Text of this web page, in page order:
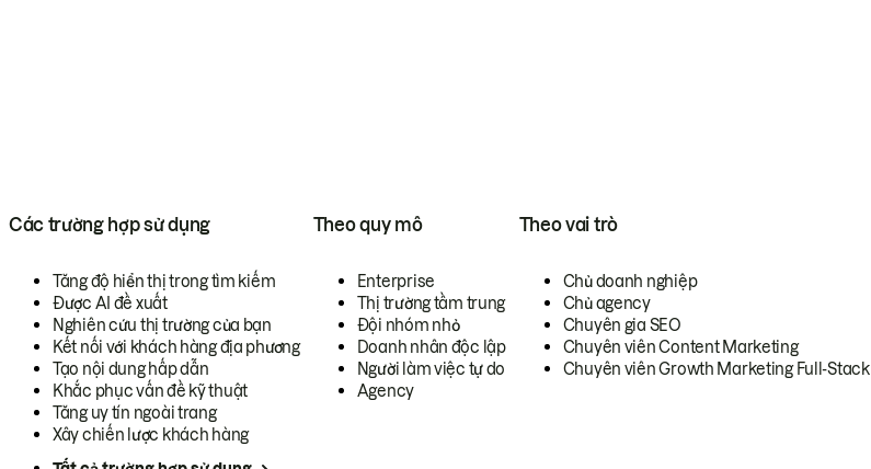
Các trường hợp sử dụng
Tăng độ hiển thị trong tìm kiếm
Được AI đề xuất
Nghiên cứu thị trường của bạn
Kết nối với khách hàng địa phương
Tạo nội dung hấp dẫn
Khắc phục vấn đề kỹ thuật
Tăng uy tín ngoài trang
Xây chiến lược khách hàng
Theo quy mô
Enterprise
Thị trường tầm trung
Đội nhóm nhỏ
Doanh nhân độc lập
Người làm việc tự do
Agency
Theo vai trò
Chủ doanh nghiệp
Chủ agency
Chuyên gia SEO
Chuyên viên Content Marketing
Chuyên viên Growth Marketing Full-Stack